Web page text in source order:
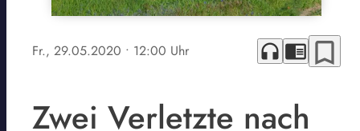
Fr., 29.05.2020 • 12:00 Uhr headphones chrome_reader_mode bookmark_border
Zwei Verletzte nach